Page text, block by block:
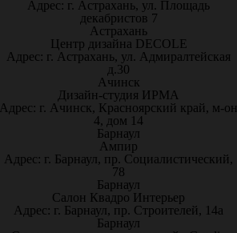
Адрес: г. Астрахань, ул. Площадь
декабристов 7
Астрахань
Центр дизайна DECOLE
Адрес: г. Астрахань, ул. Адмиралтейская
д.30
Ачинск
Дизайн-студия ИРМА
Адрес: г. Ачинск, Красноярский край, м-он
4, дом 14
Барнаул
Ампир
Адрес: г. Барнаул, пр. Социалистический,
78
Барнаул
Салон Квадро Интерьер
Адрес: г. Барнаул, пр. Строителей, 14а
Барнаул